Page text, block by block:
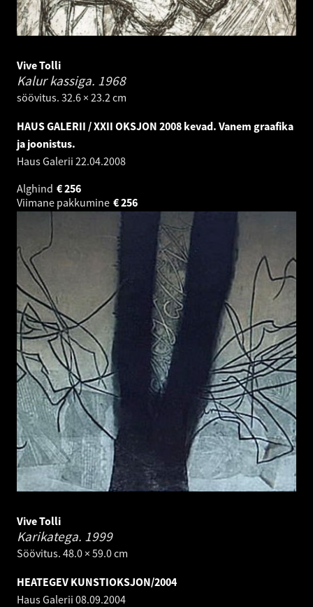
Vive Tolli
Kalur kassiga. 1968
söövitus. 32.6 × 23.2 cm
HAUS GALERII / XXII OKSJON 2008 kevad. Vanem graafika
ja joonistus.
Haus Galerii 22.04.2008
Alghind
256
€
Viimane pakkumine
256
€
Vive Tolli
Karikatega. 1999
Söövitus. 48.0 × 59.0 cm
HEATEGEV KUNSTIOKSJON/2004
Haus Galerii 08.09.2004